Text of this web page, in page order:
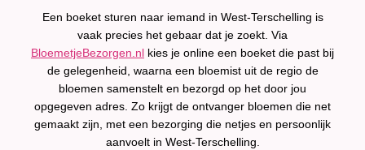
Een boeket sturen naar iemand in West-Terschelling is
vaak precies het gebaar dat je zoekt. Via
BloemetjeBezorgen.nl kies je online een boeket die past bij
de gelegenheid, waarna een bloemist uit de regio de
bloemen samenstelt en bezorgd op het door jou
opgegeven adres. Zo krijgt de ontvanger bloemen die net
gemaakt zijn, met een bezorging die netjes en persoonlijk
aanvoelt in West-Terschelling.